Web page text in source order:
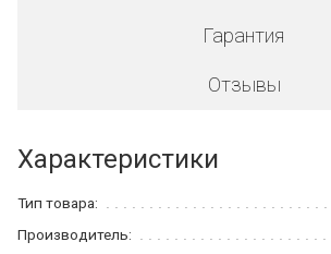
Гарантия
Отзывы
Характеристики
Тип товара:
Производитель: